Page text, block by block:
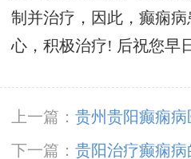
制并治疗，因此，癫痫
心，积极治疗! 后祝您早
上一篇： 贵州贵阳癫痫病
下一篇： 贵阳治疗癫痫